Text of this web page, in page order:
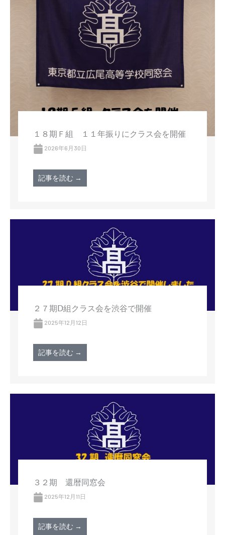
１８期Ｆ組 １１年振りにクラス会を開催
2026年6月30日
記事を読む →
２７期Ⅾ組クラス会を渋谷で開催
2025年12月12日
記事を読む →
３２期 還暦同窓会
2025年12月11日
記事を読む →